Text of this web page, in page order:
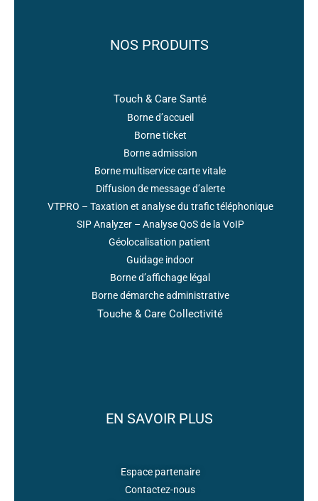
NOS PRODUITS
Touch & Care Santé
Borne d’accueil
Borne ticket
Borne admission
Borne multiservice carte vitale
Diffusion de message d’alerte
VTPRO – Taxation et analyse du trafic téléphonique
SIP Analyzer – Analyse QoS de la VoIP
Géolocalisation patient
Guidage indoor
Borne d’affichage légal
Borne démarche administrative
Touche & Care Collectivité
EN SAVOIR PLUS
Espace partenaire
Contactez-nous